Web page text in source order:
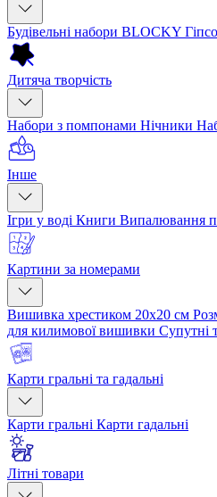
Будівельні набори BLOCKY
Дитяча творчість
Набори з помпонами Нічники
Інше
Ігри у воді Книги Випалювання
Картини за номерами
Вишивка хрестиком 20х20 см
для килимової вишивки Супутні
Карти гральні та гадальні
Карти гральні Карти гадальні
Літні товари